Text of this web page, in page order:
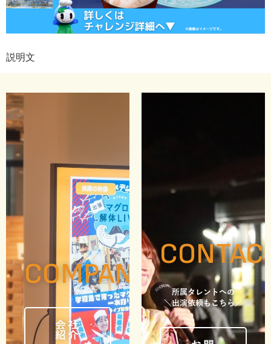
説明文
COMPANY
会社
紹介
所属タレントへの
＼出演依頼もこちら／